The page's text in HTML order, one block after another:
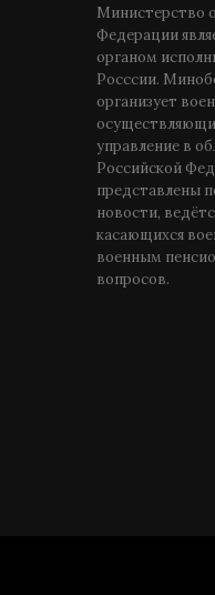
Министерство
Федерации
органом
Росссии.
организует
управление в
Российской
представлены
новости,
касающихся
военным
вопросов.